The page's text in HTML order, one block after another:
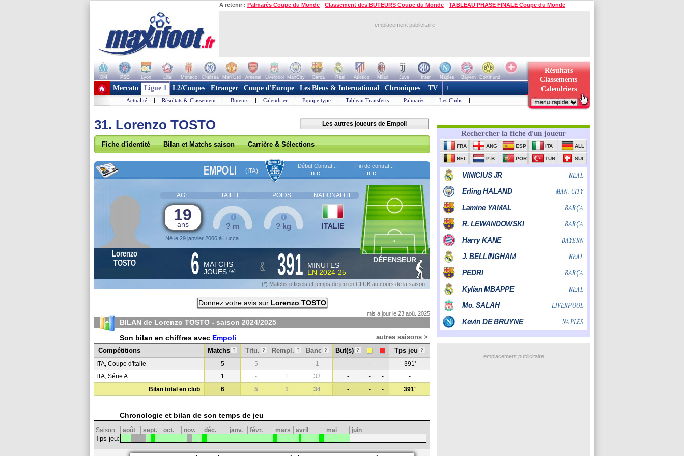
A retenir : Palmarès Coupe du Monde - Classement des BUTEURS Coupe du Monde - TABLEAU PHASE FINALE Coupe du Monde
emplacement publicitaire
OM PSG Lyon Lille Monaco Chelsea Man Utd Arsenal Liverpool ManCity Barca Real Atletico Milan Juve Inter Naples Bayern
Dortmund
+ de clubs
Résultats
Classements
Calendriers
Mercato Ligue 1 L2/Coupes Etranger Coupe d'Europe Les Bleus & International Chroniques TV +
Actualité | Résultats & Classement | Buteurs | Calendrier | Equipe type | Tableau Transferts | Palmarès | Les Clubs |
31. Lorenzo TOSTO Les autres joueurs de Empoli
Fiche d'identité Bilan et Matchs saison Carrière & Sélections
EMPOLI (ITA)
Début Contrat :
n.c.
Fin de contrat :
n.c.
AGE TAILLE POIDS NATIONALITE
19
ans
Né le 29 janvier 2006 à Lucca
? m ? kg ITALIE
Lorenzo
TOSTO
6 MATCHS
JOUES (*) & 391
MINUTES
EN 2024-25
DÉFENSEUR
(*) Matchs officiels et temps de jeu en CLUB au cours de la saison
Donnez votre avis sur Lorenzo TOSTO
mis à jour le 23 aoû. 2025
BILAN de Lorenzo TOSTO - saison 2024/2025
Son bilan en chiffres avec Empoli
autres saisons >
Compétitions
Matchs ? Titu. ? Rempl. ? Banc ? But(s) ? Tps jeu ?
ITA, Coupe d'Italie 5 5 - 1 - - -
391'
ITA, Série A
1 - 1 33 - - -
-
Bilan total en club
6 5 1 34 - - - 391'
Chronologie et bilan de son temps de jeu
Saison août sept. oct. nov. déc. janv. févr. mars avril mai juin
Tps jeu:
emplacement publicitaire